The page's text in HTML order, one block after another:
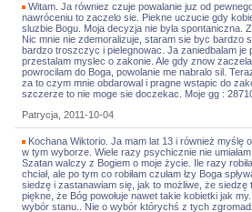
Witam. Ja równiez czuje powalanie juz od
nawróceniu to zaczelo sie. Piekne uczucie gdy
sluzbie Bogu. Moja decyzja nie byla spontaniczna.
Nic mnie nie zdemoralizuje, staram sie byc bardzo
bardzo troszczyc i pielegnowac. Ja zaniedbalam je
przestalam myslec o zakonie. Ale gdy znow
powrocilam do Boga, powolanie me nabralo sil.
za to czym mnie obdarowal i pragne wstapic do
szczerze to nie moge sie doczekac. Moje gg :
Patrycja, 2011-10-04
Kochana Wiktorio. Ja mam lat 13 i również myślę
w tym wyborze. Wiele razy psychicznie nie
Szatan walczy z Bogiem o moje życie. Ile razy
chciał, ale po tym co robiłam czułam łzy Boga
siedzę i zastanawiam się, jak to możliwe, że siedzę
piękne, że Bóg powołuje nawet takie kobietki jak
wybór stanu.. Nie o wybór którychś z tych